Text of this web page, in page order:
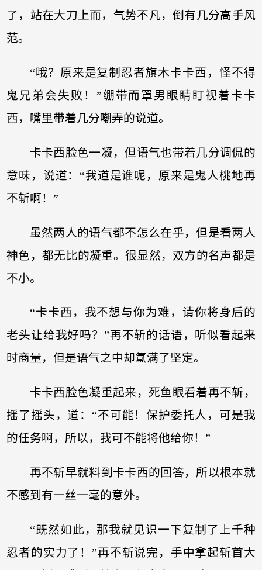
了，站在大刀上而，气势不凡，倒有几分高手风
范。
“哦？原来是复制忍者旗木卡卡西，怪不得
鬼兄弟会失败！”绷带而罩男眼睛盯视着卡卡
西，嘴里带着几分嘲弄的说道。
卡卡西脸色一凝，但语气也带着几分调侃的
意味，说道：“我道是谁呢，原来是鬼人桃地再
不斩啊！”
虽然两人的语气都不怎么在乎，但是看两人
神色，都无比的凝重。很显然，双方的名声都是
不小。
“卡卡西，我不想与你为难，请你将身后的
老头让给我好吗？”再不斩的话语，听似看起来
时商量，但是语气之中却氲满了坚定。
卡卡西脸色凝重起来，死鱼眼看着再不斩，
摇了摇头，道：“不可能！保护委托人，可是我
的任务啊，所以，我可不能将他给你！”
再不斩早就料到卡卡西的回答，所以根本就
不感到有一丝一毫的意外。
“既然如此，那我就见识一下复制了上千种
忍者的实力了！”再不斩说完，手中拿起斩首大